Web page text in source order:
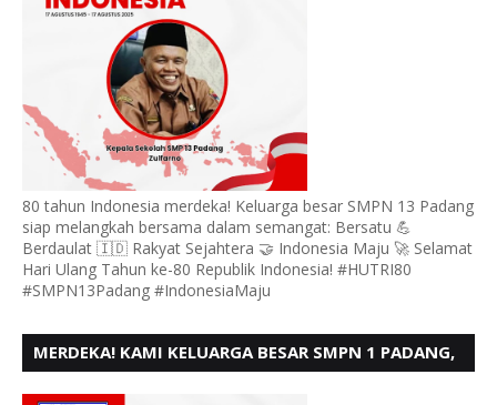
80 tahun Indonesia merdeka! Keluarga besar SMPN 13 Padang
siap melangkah bersama dalam semangat: Bersatu 💪
Berdaulat 🇮🇩 Rakyat Sejahtera 🤝 Indonesia Maju 🚀 Selamat
Hari Ulang Tahun ke-80 Republik Indonesia! #HUTRI80
#SMPN13Padang #IndonesiaMaju
MERDEKA! KAMI KELUARGA BESAR SMPN 1 PADANG,